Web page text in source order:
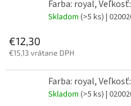
Farba: royal,
Skladom (>5 ks) |
€12,30
€15,13 vrátane DPH
Farba: royal,
Skladom (>5 ks) |